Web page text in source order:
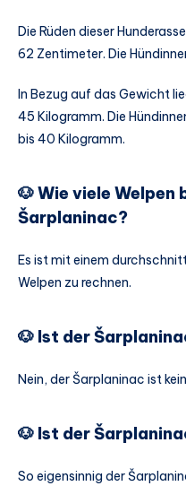
Die Rüden dieser
62 Zentimeter. Die
In Bezug auf das Gewicht
45 Kilogramm. Die
bis 40 Kilogramm.
🐶 Wie viele Welpen
Šarplaninac?
Es ist mit einem
Welpen zu rechnen.
🐶 Ist der
Nein, der Šarplaninac ist
🐶 Ist der
So eigensinnig der